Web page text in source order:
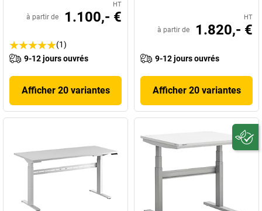
HT
à partir de 1.100,- €
(1)
9-12 jours ouvrés
Afficher 20 variantes
HT
à partir de 1.820,- €
9-12 jours ouvrés
Afficher 20 variantes